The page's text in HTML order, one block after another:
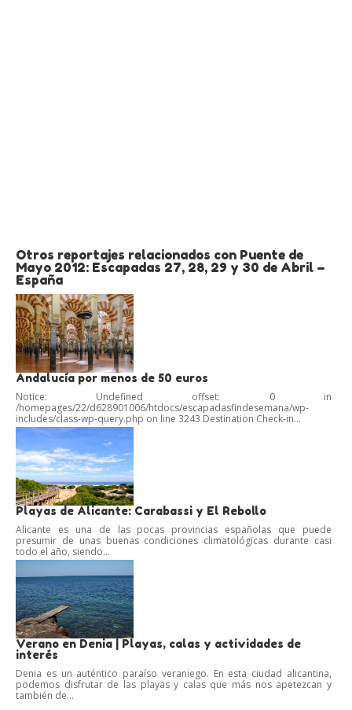
Otros reportajes relacionados con Puente de
Mayo 2012: Escapadas 27, 28, 29 y 30 de Abril –
España
Andalucía por menos de 50 euros
Notice: Undefined offset: 0 in
/homepages/22/d628901006/htdocs/escapadasfindesemana/wp-
includes/class-wp-query.php on line 3243 Destination Check-in...
Playas de Alicante: Carabassi y El Rebollo
Alicante es una de las pocas provincias españolas que puede
presumir de unas buenas condiciones climatológicas durante casi
todo el año, siendo...
Verano en Denia | Playas, calas y actividades de
interés
Denia es un auténtico paraíso veraniego. En esta ciudad alicantina,
podemos disfrutar de las playas y calas que más nos apetezcan y
también de...